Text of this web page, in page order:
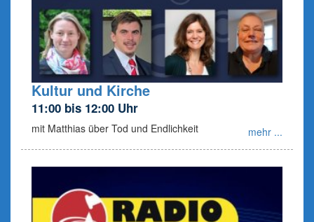
Kultur und Kirche
11:00 bis 12:00 Uhr
mit Matthias über Tod und Endlichkeit mehr ...